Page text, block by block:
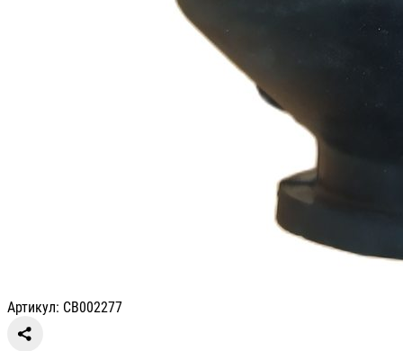
Артикул: СВ002277